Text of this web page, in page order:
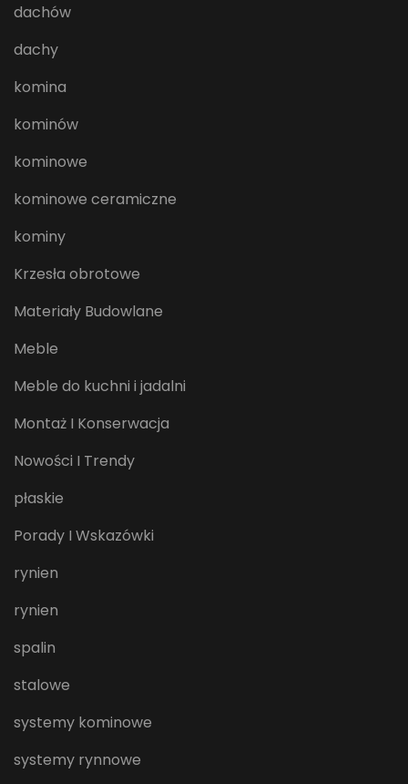
dachów
dachy
komina
kominów
kominowe
kominowe ceramiczne
kominy
Krzesła obrotowe
Materiały Budowlane
Meble
Meble do kuchni i jadalni
Montaż I Konserwacja
Nowości I Trendy
płaskie
Porady I Wskazówki
rynien
rynien
spalin
stalowe
systemy kominowe
systemy rynnowe